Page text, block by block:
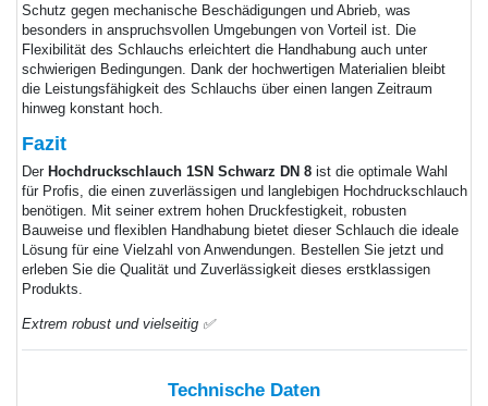
Schutz gegen mechanische Beschädigungen und Abrieb, was
besonders in anspruchsvollen Umgebungen von Vorteil ist. Die
Flexibilität des Schlauchs erleichtert die Handhabung auch unter
schwierigen Bedingungen. Dank der hochwertigen Materialien bleibt
die Leistungsfähigkeit des Schlauchs über einen langen Zeitraum
hinweg konstant hoch.
Fazit
Der Hochdruckschlauch 1SN Schwarz DN 8ist die optimale Wahl
für Profis, die einen zuverlässigen und langlebigen Hochdruckschlauch
benötigen. Mit seiner extrem hohen Druckfestigkeit, robusten
Bauweise und flexiblen Handhabung bietet dieser Schlauch die ideale
Lösung für eine Vielzahl von Anwendungen. Bestellen Sie jetzt und
erleben Sie die Qualität und Zuverlässigkeit dieses erstklassigen
Produkts.
Extrem robust und vielseitig ✅
Technische Daten